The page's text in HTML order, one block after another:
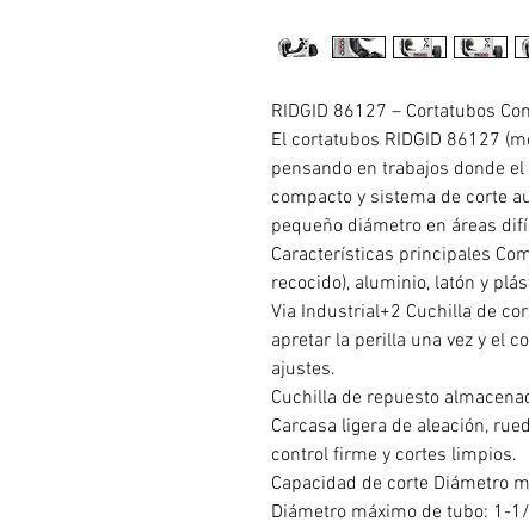
RIDGID 86127 – Cortatubos
El cortatubos RIDGID 86127
pensando en trabajos donde
compacto y sistema de corte
pequeño diámetro en áreas
Características principales
recocido), aluminio, latón y
Via Industrial+2 Cuchilla de
apretar la perilla una vez y el
ajustes.
Cuchilla de repuesto
Carcasa ligera de aleación,
control firme y cortes limpios.
Capacidad de corte Diámetro
Diámetro máximo de tubo: 1-